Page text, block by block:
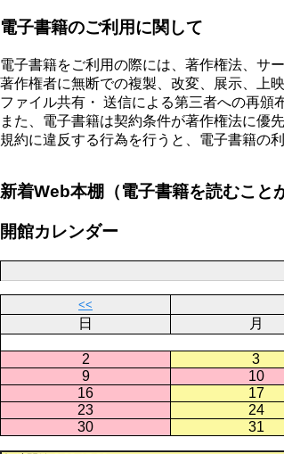
電子書籍のご利用に関して
電子書籍をご利用の際には、著作権法、サ
著作権者に無断での複製、改変、展示、上
ファイル共有・ 送信による第三者への再頒
また、電子書籍は契約条件が著作権法に優
規約に違反する行為を行うと、電子書籍の
新着Web本棚（電子書籍を読むこ
開館カレンダー
<<
日
月
2 3
9
10
16
17
23
24
30
31